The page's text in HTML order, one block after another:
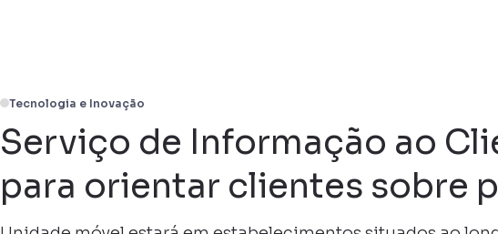
Tecnologia e Inovação
Serviço de Informação ao
para orientar clientes sobre